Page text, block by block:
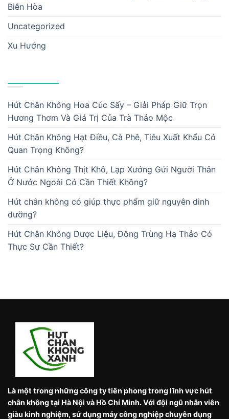
Biên Hòa
Uncategorized
Xu Hướng
Hút Chân Không Hoa Cúc Sấy – Giải Pháp Giữ Trọn
Hương Thơm Và Giá Trị Của Trà Thảo Mộc
Hút Chân Không Hạt Điều, Cà Phê, Tiêu Xuất Khẩu Có
Quan Trọng Không?
Hút Chân Không Thịt Khô, Lạp Xưởng Gửi Người Thân
Ở Nước Ngoài Có Cần Thiết Không?
Hút chân không có giúp thực phẩm giữ nguyên dinh
dưỡng?
Hút Chân Không Dược Liệu, Đông Trùng Hạ Thảo Có
Thực Sự Cần Thiết?
Là một trong những công ty tiên phong trong lĩnh vực hút
chân không tại Hà Nội và Hồ Chí Minh. Với đội ngũ nhân viên
giàu kinh nghiệm, sử dụng máy công nghiệp chuyên dụng